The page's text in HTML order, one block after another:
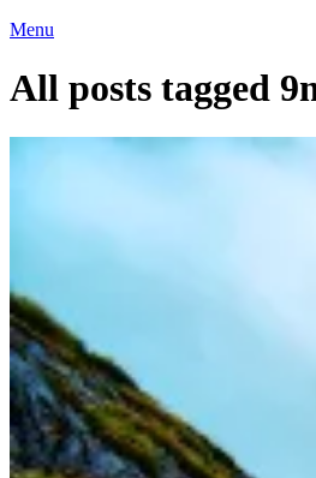
Menu
All posts tagged